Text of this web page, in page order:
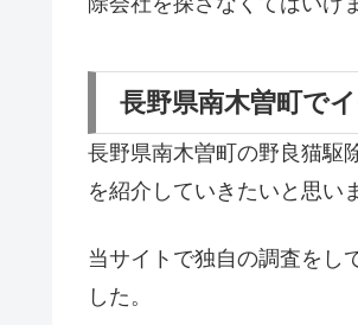
長野県南木曽町で
長野県南木曽町の野良猫駆
を紹介していきたいと思い
当サイトで独自の調査をし
した。